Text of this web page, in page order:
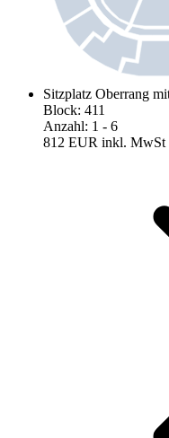
Sitzplatz Oberrang
Block: 411
Anzahl: 1 - 6
812 EUR inkl. MwSt